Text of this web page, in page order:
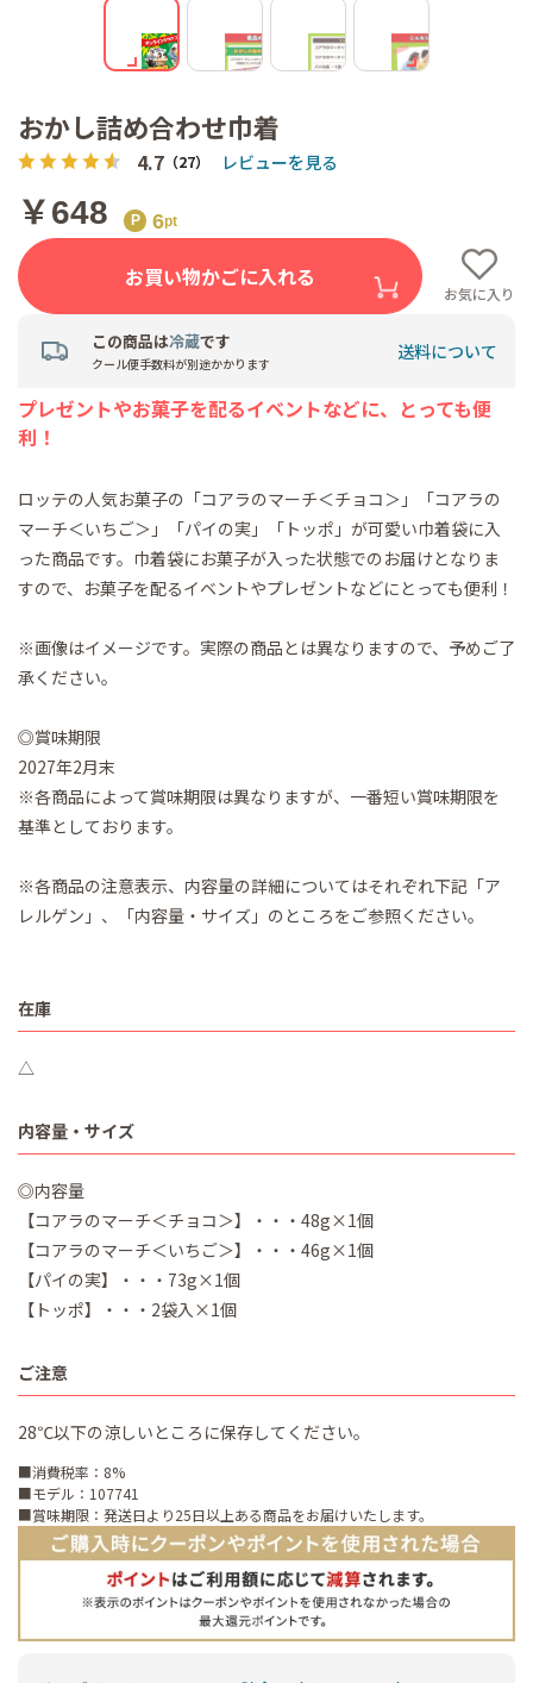
おかし詰め合わせ巾着
4.7 （27） レビューを見る
￥648 6
お買い物かごに入れる
お気に入り
この商品は冷蔵です
クール便手数料が別途かかります
送料について
プレゼントやお菓子を配るイベントなどに、とっても便
利！
ロッテの人気お菓子の「コアラのマーチ＜チョコ＞」「コアラの
マーチ＜いちご＞」「パイの実」「トッポ」が可愛い巾着袋に入
った商品です。巾着袋にお菓子が入った状態でのお届けとなりま
すので、お菓子を配るイベントやプレゼントなどにとっても便利！
※画像はイメージです。実際の商品とは異なりますので、予めご了
承ください。
◎賞味期限
2027年2月末
※各商品によって賞味期限は異なりますが、一番短い賞味期限を
基準としております。
※各商品の注意表示、内容量の詳細についてはそれぞれ下記「ア
レルゲン」、「内容量・サイズ」のところをご参照ください。
在庫
△
内容量・サイズ
◎内容量
【コアラのマーチ＜チョコ＞】・・・48g×1個
【コアラのマーチ＜いちご＞】・・・46g×1個
【パイの実】・・・73g×1個
【トッポ】・・・2袋入×1個
ご注意
28℃以下の涼しいところに保存してください。
■消費税率：8%
■モデル：107741
■賞味期限：発送日より25日以上ある商品をお届けいたします。